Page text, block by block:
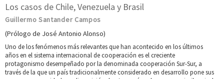
Los casos de Chile, Venezuela y Brasil
Guillermo Santander Campos
(Prólogo de José Antonio Alonso)
Uno de los fenómenos más relevantes que han acontecido en los últimos
años en el sistema internacional de cooperación es el creciente
protagonismo desempeñado por la denominada cooperación Sur-Sur, a
través de la que un país tradicionalmente considerado en desarrollo pone sus